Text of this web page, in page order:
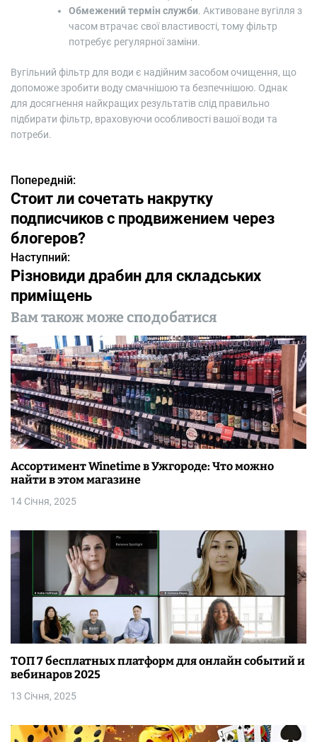
Обмежений термін служби. Активоване вугілля з
часом втрачає свої властивості, тому фільтр
потребує регулярної заміни.
Вугільний фільтр для води є надійним засобом очищення, що
допоможе зробити воду смачнішою та безпечнішою. Однак
для досягнення найкращих результатів слід правильно
підбирати фільтр, враховуючи особливості вашої води та
потреби.
Н
а
в
і
г
а
ц
і
я
з
а
п
и
с
і
Попередній:
Стоит ли сочетать накрутку
подписчиков с продвижением через
блогеров?
Наступний:
Різновиди драбин для складських
приміщень
Вам також може сподобатися
Ассортимент Winetime в Ужгороде: Что можно
найти в этом магазине
14 Січня, 2025
ТОП 7 бесплатных платформ для онлайн событий и
вебинаров 2025
13 Січня, 2025